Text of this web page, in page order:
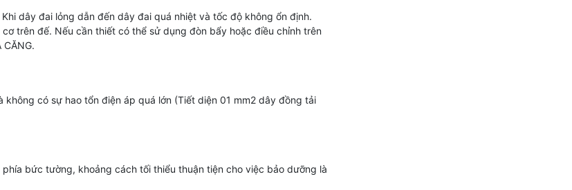
dây đai lỏng dẫn đến dây đai quá nhiệt và tốc độ không ổn định.
trên đế. Nếu cần thiết có thể sử dụng đòn bẩy hoặc điều chỉnh trên
có sự hao tổn điện áp quá lớn (Tiết diện 01 mm2 dây đồng tải
bức tường, khoảng cách tối thiểu thuận tiện cho việc bảo dưỡng là